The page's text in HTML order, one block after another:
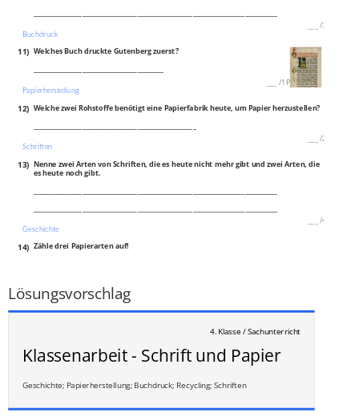
/3P
Buchdruck
11) Welches Buch druckte Gutenberg zuerst?
/1P
Papierherstellung
12) Welche zwei Rohstoffe benötigt eine Papierfabrik heute, um Papier herzustellen?
/2P
Schriften
13) Nenne zwei Arten von Schriften, die es heute nicht mehr gibt und zwei Arten, die
es heute noch gibt.
/4P
Geschichte
14) Zähle drei Papierarten auf!
Lösungsvorschlag
4. Klasse / Sachunterricht
Klassenarbeit - Schrift und Papier
Geschichte; Papierherstellung; Buchdruck; Recycling; Schriften